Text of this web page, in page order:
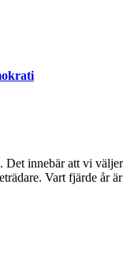
innebär att vi
Vart fjärde år